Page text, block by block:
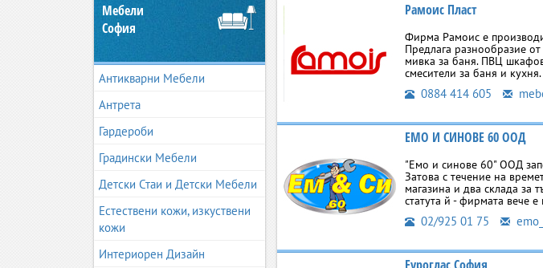
Мебели
София
Антикварни Мебели
Антрета
Гардероби
Градински Мебели
Детски Стаи и Детски Мебели
Естествени кожи, изкуствени
кожи
Интериорен Дизайн
Рамоис Пласт
Фирма Рамоис е
Предлага разнообразие
мивка за баня. ПВЦ
смесители за баня и
0884 414 605
ЕМО И СИНОВЕ 60 ООД
"Емо и синове 60" ООД
Затова с течение на
магазина и два склада за
статута й - фирмата вече е
02/925 01 75